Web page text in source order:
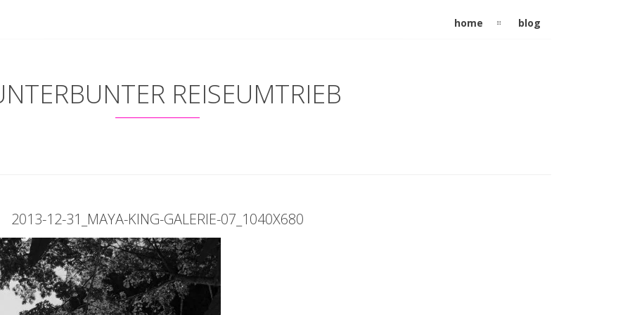
home blog
REISEUMTRIEB
2013-12-31_MAYA-KING-GALERIE-07_1040X680